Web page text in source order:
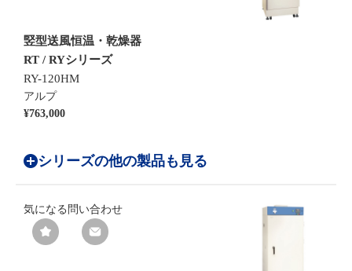
竪型送風恒温・乾燥器
RT / RYシリーズ
RY-120HM
アルプ
¥763,000
シリーズの他の製品も見る
気になる 問い合わせ